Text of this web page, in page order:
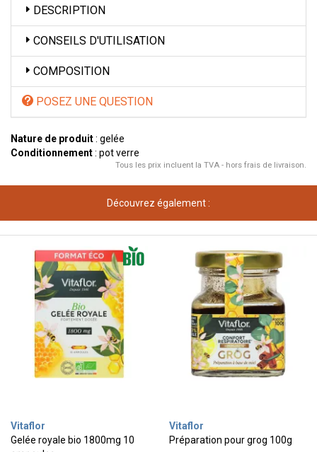
DESCRIPTION
CONSEILS D'UTILISATION
COMPOSITION
POSEZ UNE QUESTION
Nature de produit: gelée
Conditionnement: pot verre
Tous les prix incluent la TVA - hors frais de livraison.
Découvrez également :
Vitaflor
Gelée royale bio 1800mg 10
Vitaflor
Préparation pour grog 100g